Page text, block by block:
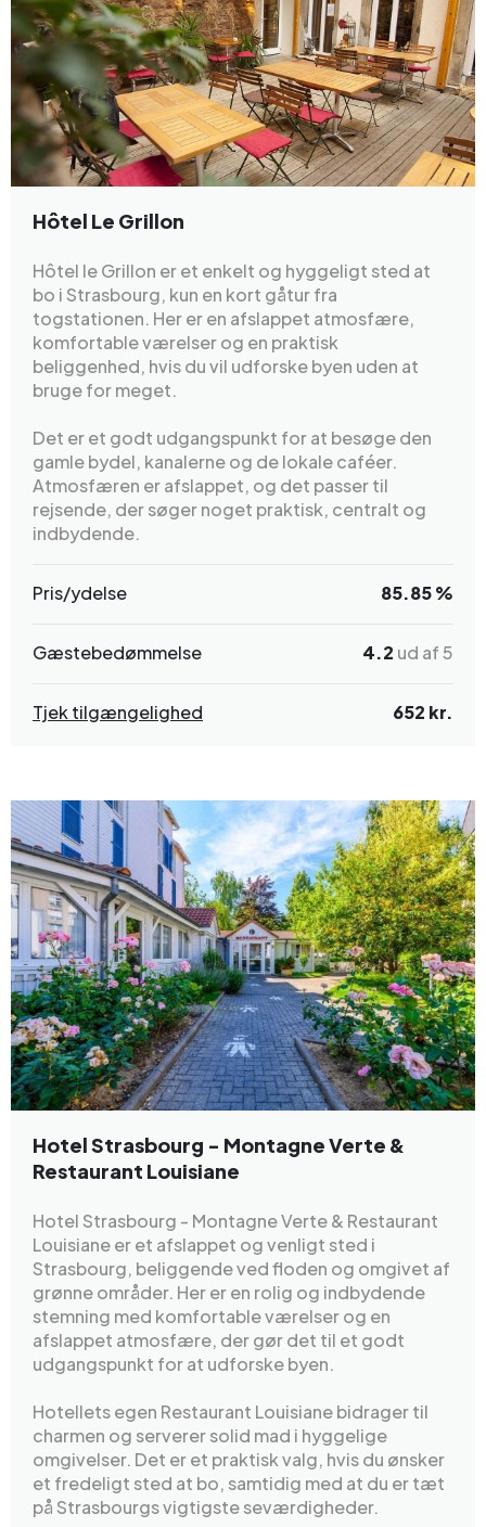
Hôtel Le Grillon
Hôtel le Grillon er et enkelt og hyggeligt sted at
bo i Strasbourg, kun en kort gåtur fra
togstationen. Her er en afslappet atmosfære,
komfortable værelser og en praktisk
beliggenhed, hvis du vil udforske byen uden at
bruge for meget.
Det er et godt udgangspunkt for at besøge den
gamle bydel, kanalerne og de lokale caféer.
Atmosfæren er afslappet, og det passer til
rejsende, der søger noget praktisk, centralt og
indbydende.
Pris/ydelse 85.85 %
Gæstebedømmelse 4.2 ud af 5
Tjek tilgængelighed 652 kr.
Hotel Strasbourg - Montagne Verte &
Restaurant Louisiane
Hotel Strasbourg - Montagne Verte & Restaurant
Louisiane er et afslappet og venligt sted i
Strasbourg, beliggende ved floden og omgivet af
grønne områder. Her er en rolig og indbydende
stemning med komfortable værelser og en
afslappet atmosfære, der gør det til et godt
udgangspunkt for at udforske byen.
Hotellets egen Restaurant Louisiane bidrager til
charmen og serverer solid mad i hyggelige
omgivelser. Det er et praktisk valg, hvis du ønsker
et fredeligt sted at bo, samtidig med at du er tæt
på Strasbourgs vigtigste seværdigheder.